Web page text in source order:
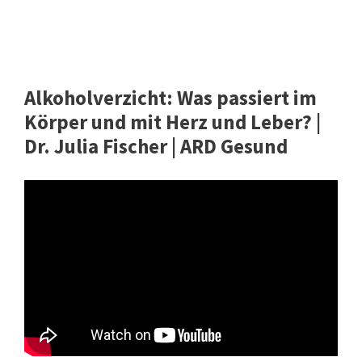
Alkoholverzicht: Was passiert im
Körper und mit Herz und Leber? |
Dr. Julia Fischer | ARD Gesund